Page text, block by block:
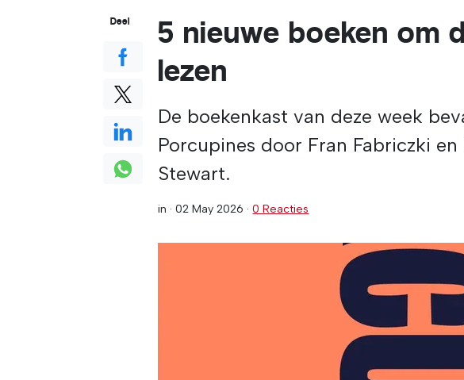
5 nieuwe boeken om
lezen
De boekenkast van deze week
Porcupines door Fran Fabriczki
Stewart.
in ·02 May 2026 ·0 Reacties
Deel